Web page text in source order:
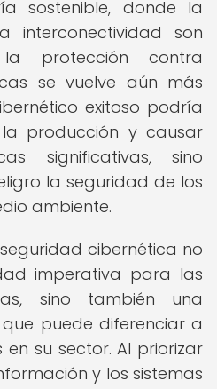
sostenible, donde la
interconectividad son
protección contra
se vuelve aún más
exitoso podría
producción y causar
significativas, sino
la seguridad de los
ambiente.
cibernética no
imperativa para las
sino también una
puede diferenciar a
su sector. Al priorizar
y los sistemas